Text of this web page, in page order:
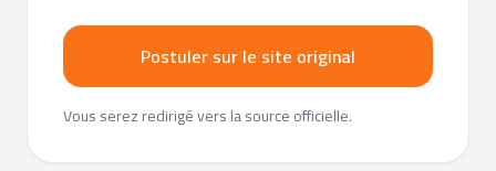
Postuler sur le site original
Vous serez redirigé vers la source officielle.